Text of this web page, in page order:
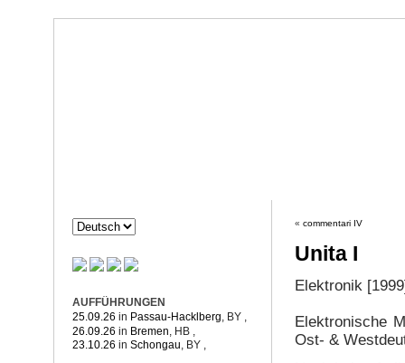
« commentari IV
Unita I
Elektronik
Elektronische
Ost- &
AUFFÜHRUNGEN
25.09.26 in Passau-Hacklberg , BY
26.09.26 in Bremen , HB
23.10.26 in Schongau, BY ,